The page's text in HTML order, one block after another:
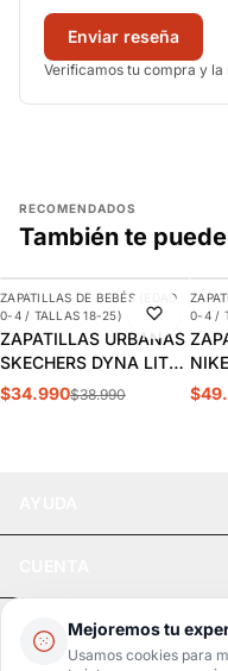
Mejoremos tu
Usamos cookies para
Enviar reseña
Verificamos tu compra y
RECOMENDADOS
También te
-10%
AGREGAR
ZAPATILLAS DE BEBÉS (EDAD
0-4 / TALLAS 18-25)
ZAPATILLAS URBANAS
SKECHERS DYNA LITE
BEBÉS | 403904N-
$34.990$38.990
-
0-4 /
10
LEGAL